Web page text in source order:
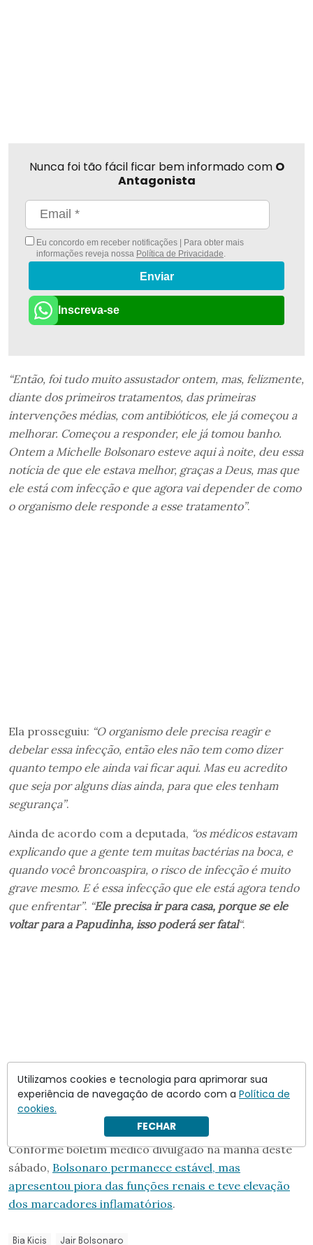
Nunca foi tão fácil ficar bem informado com O
Antagonista
Eu concordo em receber notificações | Para obter mais
informações reveja nossa Política de Privacidade
Enviar
Inscreva-se
“Então, foi tudo muito assustador ontem, mas, felizmente,
diante dos primeiros tratamentos, das primeiras
intervenções médias, com antibióticos, ele já começou a
melhorar. Começou a responder, ele já tomou banho.
Ontem a Michelle Bolsonaro esteve aqui à noite, deu essa
notícia de que ele estava melhor, graças a Deus, mas que
ele está com infecção e que agora vai depender de como
o organismo dele responde a esse tratamento”.
Ela prosseguiu: “O organismo dele precisa reagir e
debelar essa infecção, então eles não tem como dizer
quanto tempo ele ainda vai ficar aqui. Mas eu acredito
que seja por alguns dias ainda, para que eles tenham
segurança”.
Ainda de acordo com a deputada, “os médicos estavam
explicando que a gente tem muitas bactérias na boca, e
quando você broncoaspira, o risco de infecção é muito
grave mesmo. E é essa infecção que ele está agora tendo
que enfrentar”. “Ele precisa ir para casa, porque se ele
voltar para a Papudinha, isso poderá ser fatal“.
Conforme boletim médico divulgado na manhã deste
sábado, Bolsonaro permanece estável, mas
apresentou piora das funções renais e teve elevação
dos marcadores inflamatórios.
Bia Kicis Jair Bolsonaro
Utilizamos cookies e tecnologia para aprimorar sua
experiência de navegação de acordo com a Política de
cookies.
FECHAR